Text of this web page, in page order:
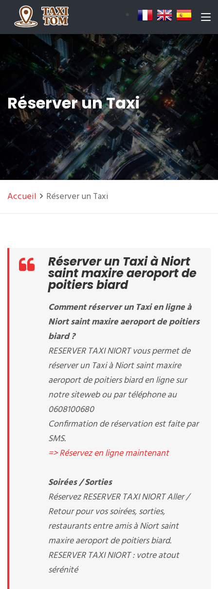
Réserver un Taxi
Accueil Réserver un Taxi
Réserver un Taxi à Niort
saint maxire aeroport de
poitiers biard
Comment réserver un Taxi en ligne à
Niort saint maxire aeroport de poitiers
biard ?
RESERVER TAXI NIORT vous permet de
réserver un Taxi à Niort saint maxire
aeroport de poitiers biard en ligne sur
notre siteweb ou par téléphone au
0608100680
Confirmation de réservation est faite par
SMS.
=> Réservez en ligne maintenant
Soirées / Sorties
Réservez RESERVER TAXI NIORT Aller /
Retour pour vos soirées, sorties,
restaurants entre amis à Niort saint
maxire aeroport de poitiers biard.
RESERVER TAXI NIORT : votre atout
sérénité